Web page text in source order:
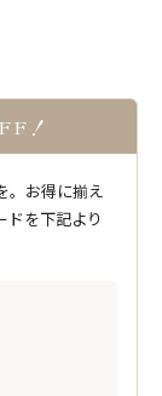
！
。お得に揃え
ドを下記より